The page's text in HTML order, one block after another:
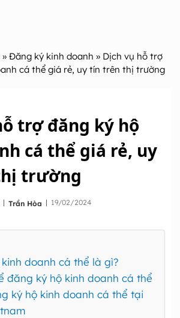
» Đăng ký kinh doanh » Dịch vụ hỗ trợ
cá thể giá rẻ, uy tín trên thị trường
trợ đăng ký hộ
cá thể giá rẻ, uy
trường
| Trần Hòa | 19/02/2024
doanh cá thể là gì?
đăng ký hộ kinh doanh cá thể
ký hộ kinh doanh cá thể tại